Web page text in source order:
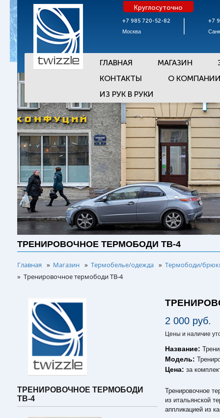
+7 985 720-52-82
Москва
Круглосуточно
+7
ГЛАВНАЯ МАГАЗИН
КОНТАКТЫ
О
ИЗ РУК В РУКИ
ТРЕНИРОВОЧНОЕ ТЕРМОБОДИ TB-4
Главная » Магазин » Термобелье/одежда » Термободи/
» Тренировочное термободи TB-4
ТРЕНИРОВОЧНОЕ ТЕРМОБОДИ
TB-4
2 000 руб.
Цены и наличие
Название:
Модель:
Цена:за
Тренировочное
из итальянской
аппликацией из